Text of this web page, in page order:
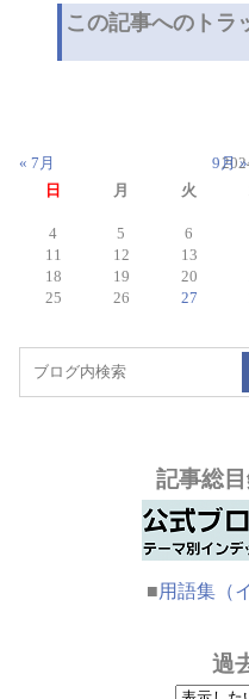
この記事へのトラ
日
月 火
4
5 6
11
12 13
18
19 20
25
26 27
« 7月 9月 »
記事総
■用語集（
過